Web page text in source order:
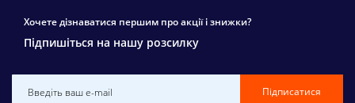
Хочете дізнаватися першим про акції і знижки?
Підпишіться на нашу розсилку
Підписатися